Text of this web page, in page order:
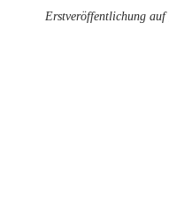
Erstveröffentlichung auf